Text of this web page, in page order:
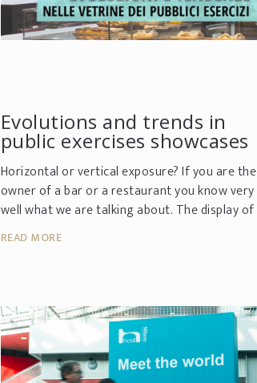
Evolutions and trends in
public exercises showcases
Horizontal or vertical exposure? If you are the
owner of a bar or a restaurant you know very
well what we are talking about. The display of
shop windows in public shops is a very
READ MORE